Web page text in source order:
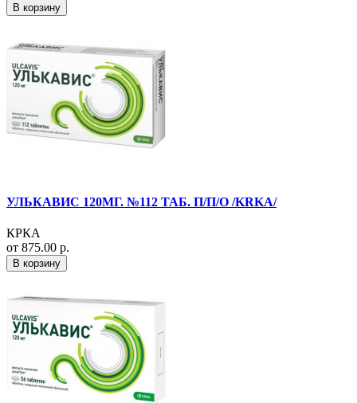
В корзину
УЛЬКАВИС 120МГ. №112 ТАБ. П/П/О /KRKA/
КРКА
от 875.00 р.
В корзину